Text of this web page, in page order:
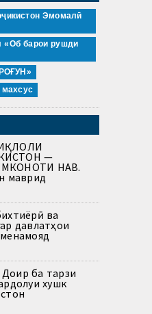
Эмомалӣ
«Об барои рушди
—
НАВ.
маврид
ва
давлатҳои
ба тарзи
хушк